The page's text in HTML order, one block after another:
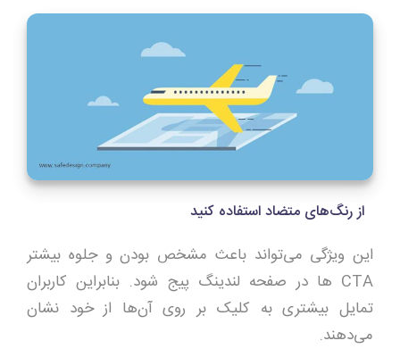
از رنگ‌های متضاد استفاده کنید
این ویژگی می‌تواند باعث مشخص بودن و جلوه بیشتر
CTA ها در صفحه لندینگ پیج شود. بنابراین کاربران
تمایل بیشتری به کلیک بر روی آن‌ها از خود نشان
می‌دهند.